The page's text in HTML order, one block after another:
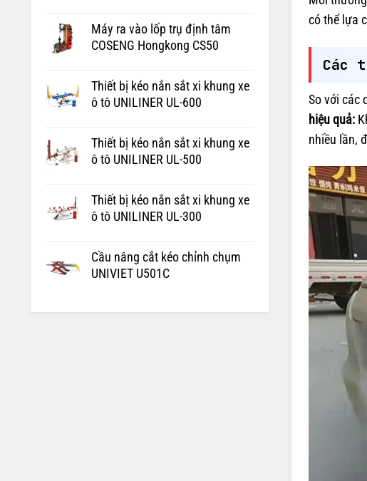
Máy ra vào lốp trụ định tâm
COSENG Hongkong CS50
Thiết bị kéo nắn sắt xi khung xe
ô tô UNILINER UL-600
Thiết bị kéo nắn sắt xi khung xe
ô tô UNILINER UL-500
Thiết bị kéo nắn sắt xi khung xe
ô tô UNILINER UL-300
Cầu nâng cắt kéo chỉnh chụm
UNIVIET U501C
có thể lựa
Các
So với các
hiệu quả:
nhiều lần,